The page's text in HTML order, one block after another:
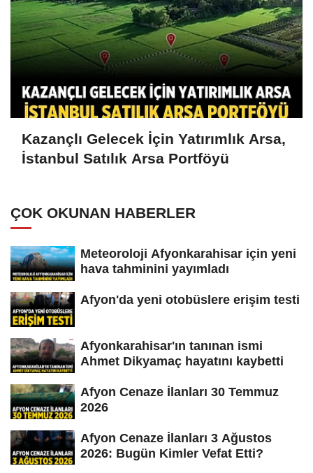
Kazançlı Gelecek İçin Yatırımlık Arsa,
İstanbul Satılık Arsa Portföyü
ÇOK OKUNAN HABERLER
Meteoroloji Afyonkarahisar için yeni
hava tahminini yayımladı
Afyon'da yeni otobüslere erişim testi
Afyonkarahisar'ın tanınan ismi
Ahmet Dikyamaç hayatını kaybetti
Afyon Cenaze İlanları 30 Temmuz
2026
Afyon Cenaze İlanları 3 Ağustos
2026: Bugün Kimler Vefat Etti?